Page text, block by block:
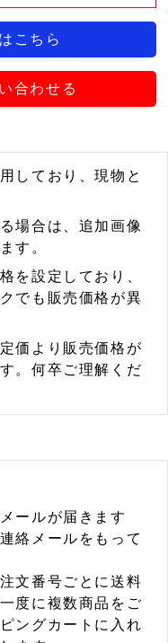
こちら
合わせる
しており、現物と
場合は、追加画像
す。
を設定しており、
でも販売価格が異
価より販売価格が
。何卒ご理解くだ
ールが届きます
絡メールをもって
文番号ごとに送料
度に複数商品をご
ングカートに入れ